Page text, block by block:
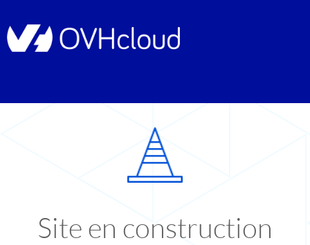
Site en construction